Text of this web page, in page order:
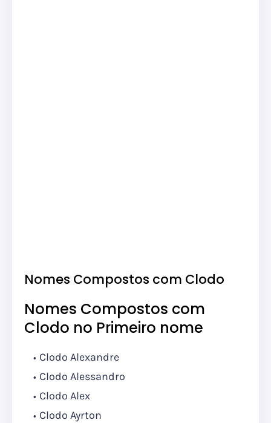
Nomes Compostos com Clodo
Nomes Compostos com
Clodo no Primeiro nome
Clodo Alexandre
Clodo Alessandro
Clodo Alex
Clodo Ayrton